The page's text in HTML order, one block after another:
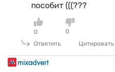
пособит (((???
0
0
Ответить
Цитировать